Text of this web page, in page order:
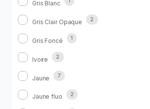
Gris Blanc
Gris Clair Opaque 2
Gris Foncé 1
Ivoire 2
Jaune 7
Jaune fluo 2